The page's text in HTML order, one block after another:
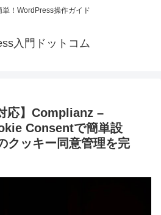
単！WordPress操作ガイド
入門ドットコム
応】Complianz –
Consentで簡単設
クッキー同意管理を完